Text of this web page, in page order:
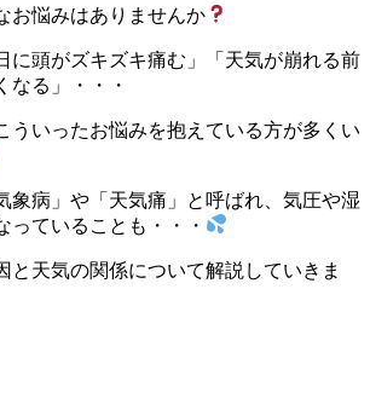
お悩みはありませんか
に頭がズキズキ痛む」「天気が崩れる前
なる」・・・
ういったお悩みを抱えている方が多くい
象病」や「天気痛」と呼ばれ、気圧や湿
っていることも・・・
と天気の関係について解説していきま